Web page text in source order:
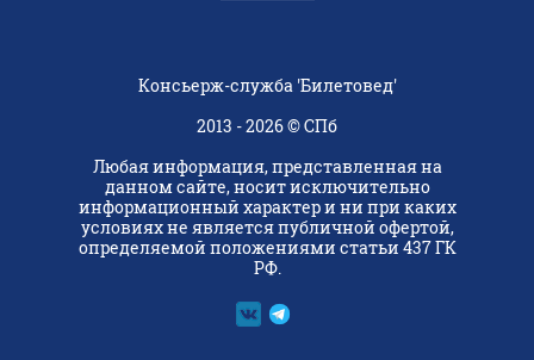
Консьерж-служба 'Билетовед'
2013 - 2026 © СПб
Любая информация, представленная на
данном сайте, носит исключительно
информационный характер и ни при каких
условиях не является публичной офертой,
определяемой положениями статьи 437 ГК
РФ.